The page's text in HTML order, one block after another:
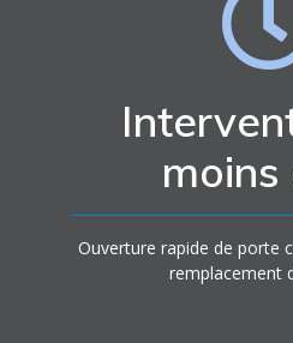
moins
Ouverture rapide de porte
remplacement